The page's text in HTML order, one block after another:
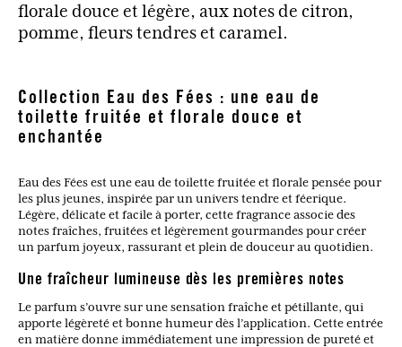
florale douce et légère, aux notes de citron,
pomme, fleurs tendres et caramel.
Collection Eau des Fées : une eau de
toilette fruitée et florale douce et
enchantée
Eau des Fées est une eau de toilette fruitée et florale pensée pour
les plus jeunes, inspirée par un univers tendre et féerique.
Légère, délicate et facile à porter, cette fragrance associe des
notes fraîches, fruitées et légèrement gourmandes pour créer
un parfum joyeux, rassurant et plein de douceur au quotidien.
Une fraîcheur lumineuse dès les premières notes
Le parfum s’ouvre sur une sensation fraîche et pétillante, qui
apporte légèreté et bonne humeur dès l’application. Cette entrée
en matière donne immédiatement une impression de pureté et